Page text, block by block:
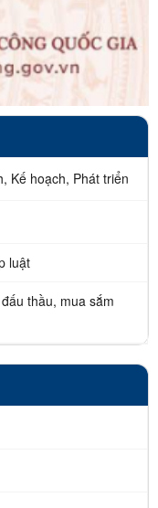
Kế hoạch, Phát triển
luật
thầu, mua sắm